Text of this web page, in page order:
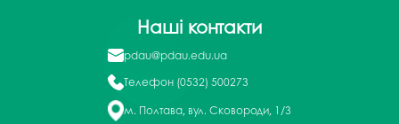
Наші контакти
pdau@pdau.edu.ua
Телефон (0532) 500273
м. Полтава, вул. Сковороди, 1/3